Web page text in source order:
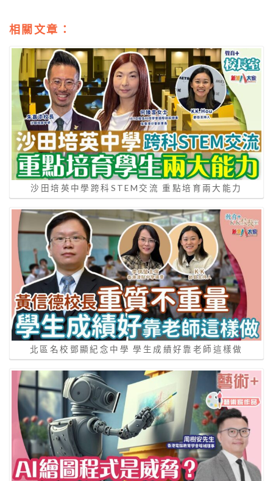
相關文章：
沙田培英中學跨科STEM交流 重點培育兩大能力
北區名校鄧顯紀念中學 學生成績好靠老師這樣做